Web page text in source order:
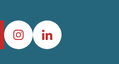
InstagramLinkedIn